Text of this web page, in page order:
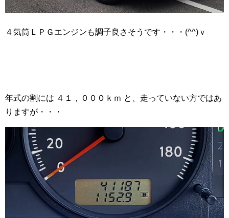
４気筒ＬＰＧエンジンも調子良さそうです・・・(^^)ｖ
年式の割には ４１，０００ｋｍ と、走っていない方ではあ
りますが・・・